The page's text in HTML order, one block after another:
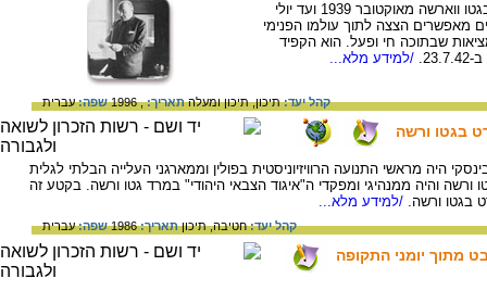
על דמותו של אדם צ'רניאקוב, יו"ר היודנראט בגטו ווארשה מאוקטובר 1939 ועד יולי
מאפשרים הצצה לתוך עולמו הפנימי
שבתוכה חי ופעל. הוא הקפיד
/למידע מלא...
קהל יעד:תיכון,תיכון ומעלהתאריך:, 1996 שפה:עברית
בגטו ורשה
בבנדין, פולין. וודובינסקי היה מראשי התנועה הרוויזיוניסטית בפולין וממארגני העלייה הבלתי לגלית
והיה ממנהיגי ומפקדי ה"איגוד הצבאי היהודי" במרד גטו ורשה. בקטע זה
בגטו ורשה. /למידע מלא...
קהל יעד:חטיבה,תיכוןתאריך:1986 שפה:עברית
מתוך יומני התקופה